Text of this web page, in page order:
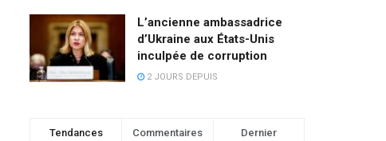
L’ancienne ambassadrice
d’Ukraine aux États-Unis
inculpée de corruption
2 JOURS DEPUIS
Tendances Commentaires Dernier